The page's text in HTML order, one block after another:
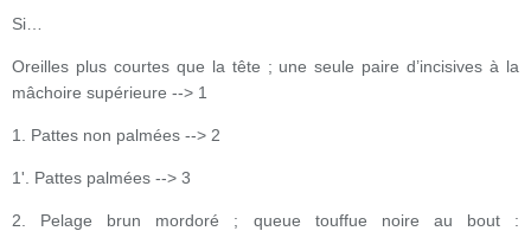
Si…
Oreilles plus courtes que la tête ; une seule paire d’incisives à la
mâchoire supérieure --> 1
1. Pattes non palmées --> 2
1'. Pattes palmées --> 3
2. Pelage brun mordoré ; queue touffue noire au bout :